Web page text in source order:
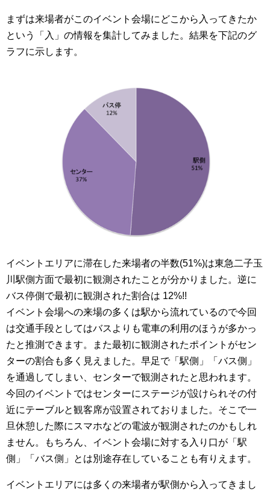
まずは来場者がこのイベント会場にどこから入ってきたか
という「入」の情報を集計してみました。結果を下記のグ
ラフに示します。
イベントエリアに滞在した来場者の半数(51%)は東急二子玉
川駅側方面で最初に観測されたことが分かりました。逆に
バス停側で最初に観測された割合は 12%!!
イベント会場への来場の多くは駅から流れているので今回
は交通手段としてはバスよりも電車の利用のほうが多かっ
たと推測できます。また最初に観測されたポイントがセン
ターの割合も多く見えました。早足で「駅側」「バス側」
を通過してしまい、センターで観測されたと思われます。
今回のイベントではセンターにステージが設けられその付
近にテーブルと観客席が設置されておりました。そこで一
旦休憩した際にスマホなどの電波が観測されたのかもしれ
ません。もちろん、イベント会場に対する入り口が「駅
側」「バス側」とは別途存在していることも有りえます。
イベントエリアには多くの来場者が駅側から入ってきまし